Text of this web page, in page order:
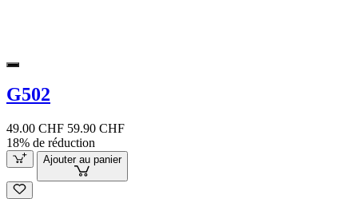
G502
49.00 CHF 59.90 CHF
18% de réduction
Ajouter au panier